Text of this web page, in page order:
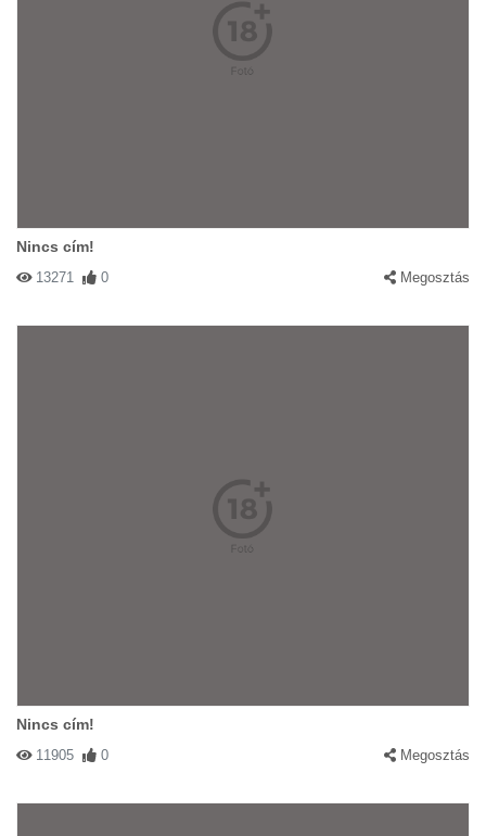
Nincs cím!
13271 0 Megosztás
Nincs cím!
11905 0 Megosztás